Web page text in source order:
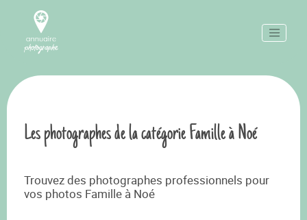
Les photographes de la catégorie Famille à Noé
Trouvez des photographes professionnels pour
vos photos Famille à Noé